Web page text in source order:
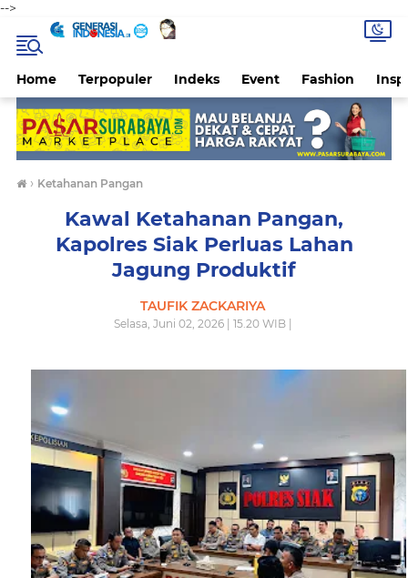
-->
Home Terpopuler Indeks Event Fashion
› Ketahanan Pangan
Kawal Ketahanan Pangan,
Kapolres Siak Perluas Lahan
Jagung Produktif
TAUFIK ZACKARIYA
Selasa, Juni 02, 2026 | 15.20 WIB |